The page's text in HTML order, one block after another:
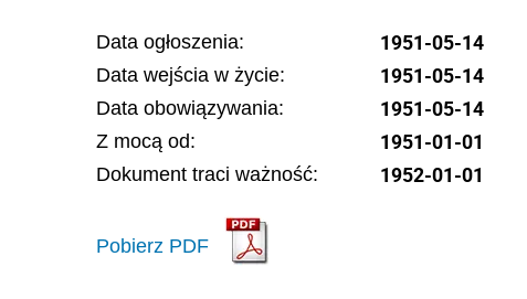
Data ogłoszenia: 1951-05-14
Data wejścia w życie: 1951-05-14
Data obowiązywania: 1951-05-14
Z mocą od: 1951-01-01
Dokument traci ważność: 1952-01-01
Pobierz PDF